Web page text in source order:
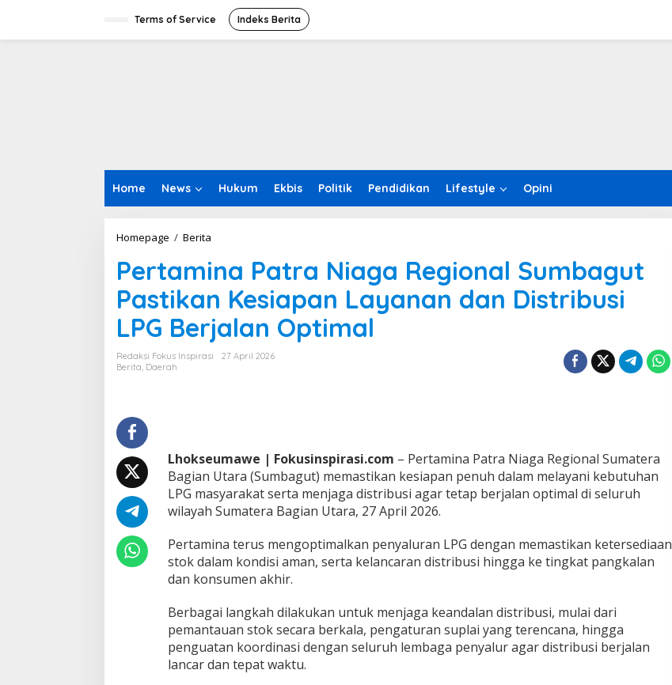
Terms of Service Indeks Berita
Home News Hukum Ekbis Politik Pendidikan Lifestyle Opini
Homepage / Berita
r
a
m
i
n
a
a
g
a
R
g
i
o
n
l
u
m
b
Pertamina Patra Niaga Regional Sumbagut
Pastikan Kesiapan Layanan dan Distribusi
LPG Berjalan Optimal
Redaksi Fokus Inspirasi
27 April 2026
Berita, Daerah
Lhokseumawe | Fokusinspirasi.com – Pertamina Patra Niaga Regional Sumatera
Bagian Utara (Sumbagut) memastikan kesiapan penuh dalam melayani kebutuhan
LPG masyarakat serta menjaga distribusi agar tetap berjalan optimal di seluruh
wilayah Sumatera Bagian Utara, 27 April 2026.
Pertamina terus mengoptimalkan penyaluran LPG dengan memastikan ketersediaan
stok dalam kondisi aman, serta kelancaran distribusi hingga ke tingkat pangkalan
dan konsumen akhir.
Berbagai langkah dilakukan untuk menjaga keandalan distribusi, mulai dari
pemantauan stok secara berkala, pengaturan suplai yang terencana, hingga
penguatan koordinasi dengan seluruh lembaga penyalur agar distribusi berjalan
lancar dan tepat waktu.